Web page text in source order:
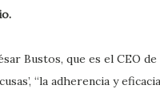
Bustos, que es el CEO de
“la adherencia y